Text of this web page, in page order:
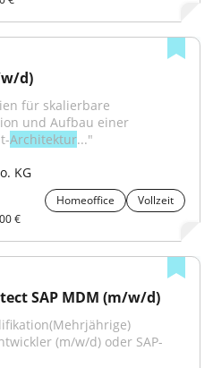
d)
für skalierbare
und Aufbau einer
Architektur..."
KG
Homeoffice
Vollzeit
€
SAP MDM (m/w/d)
(m/w/d) oder SAP-